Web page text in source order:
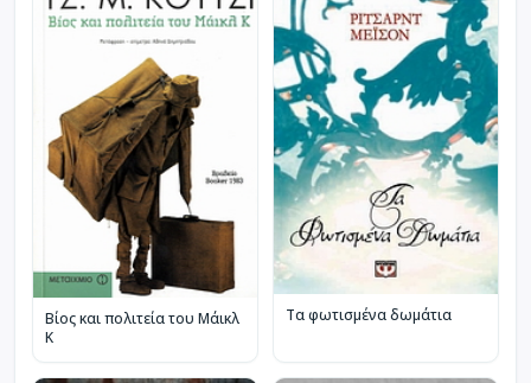
Βίος και πολιτεία του Μάικλ
Κ
Τα φωτισμένα δωμάτια